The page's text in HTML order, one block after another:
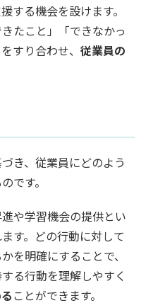
する機会を設けます。
たこと」「できなかっ
すり合わせ、 従業員の
き、従業員にどのよう
です。
や学習機会の提供とい
す。どの行動に対して
を明確にすることで、
る行動を理解しやすく
ことができます。